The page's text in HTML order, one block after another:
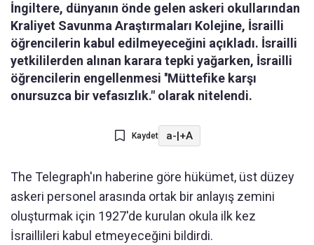
İngiltere, dünyanın önde gelen askeri okullarından
Kraliyet Savunma Araştırmaları Kolejine, İsrailli
öğrencilerin kabul edilmeyeceğini açıkladı. İsrailli
yetkililerden alınan karara tepki yağarken, İsrailli
öğrencilerin engellenmesi ''Müttefike karşı
onursuzca bir vefasızlık." olarak nitelendi.
Kaydet a-|+A
The Telegraph'ın haberine göre hükümet, üst düzey
askeri personel arasında ortak bir anlayış zemini
oluşturmak için 1927'de kurulan okula ilk kez
İsraillileri kabul etmeyeceğini bildirdi.